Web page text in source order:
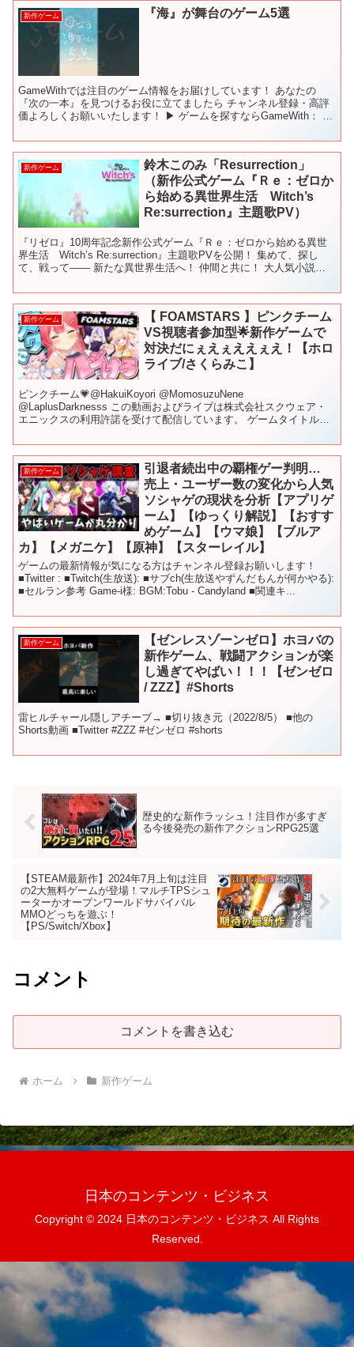
新作ゲーム 『海』が舞台のゲーム5選
GameWithでは注目のゲーム情報をお届けしています！ あなたの
『次の一本』を見つけるお役に立てましたら チャンネル登録・高評
価よろしくお願いいたします！ ▶ ゲームを探すならGameWith： ※
新作ゲーム
鈴木このみ「Resurrection」
（新作公式ゲーム『Ｒｅ：ゼロか
ら始める異世界生活 Witch’s
Re:surrection』主題歌PV）
『リゼロ』10周年記念新作公式ゲーム『Ｒｅ：ゼロから始める異世
界生活 Witch’s Re:surrection』主題歌PVを公開！ 集めて、探し
て、戦って―― 新たな異世界生活へ！ 仲間と共に！ 大人気小説
新作ゲーム
【 FOAMSTARS 】ピンクチーム
VS視聴者参加型🌟新作ゲームで
対決だにぇえぇええぇえ！【ホロ
ライブ/さくらみこ】
ピンクチーム💗@HakuiKoyori @MomosuzuNene
@LaplusDarknesss この動画およびライブは株式会社スクウェア・
エニックスの利用許諾を受けて配信しています。 ゲームタイトル：
新作ゲーム
引退者続出中の覇権ゲー判明…
売上・ユーザー数の変化から人気
ソシャゲの現状を分析【アプリゲ
ーム】【ゆっくり解説】【おすす
めゲーム】【ウマ娘】【ブルア
カ】【メガニケ】【原神】【スターレイル】
ゲームの最新情報が気になる方はチャンネル登録お願いします！
■Twitter : ■Twitch(生放送): ■サブch(生放送やずんだもんが何かやる):
■セルラン参考 Game-i様: BGM:Tobu - Candyland ■関連キ...
新作ゲーム
【ゼンレスゾーンゼロ】ホヨバの
新作ゲーム、戦闘アクションが楽
し過ぎてやばい！！！【ゼンゼロ
/ ZZZ】#Shorts
雷ヒルチャール隠しアチーブ→ ■切り抜き元（2022/8/5） ■他の
Shorts動画 ■Twitter #ZZZ #ゼンゼロ #shorts
歴史的な新作ラッシュ！注目作が多すぎ
る今後発売の新作アクションRPG25選
【STEAM最新作】2024年7月上旬は注目
の2大無料ゲームが登場！マルチTPSシュ
ーターかオープンワールドサバイバル
MMOどっちを遊ぶ！
【PS/Switch/Xbox】
コメント
コメントを書き込む
ホーム 新作ゲーム
日本のコンテンツ・ビジネス
Copyright © 2024 日本のコンテンツ・ビジネス All Rights
Reserved.